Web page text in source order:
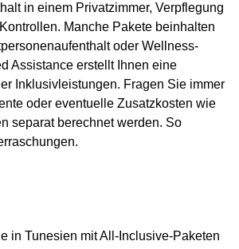
in einem Privatzimmer, Verpflegung
Manche Pakete beinhalten
oder Wellness-
Assistance erstellt Ihnen eine
Inklusivleistungen. Fragen Sie immer
oder eventuelle Zusatzkosten wie
separat berechnet werden. So
in Tunesien mit All-Inclusive-Paketen